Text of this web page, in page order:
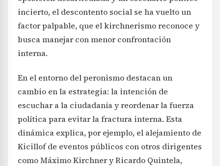
incierto, el descontento social se ha vuelto un
factor palpable, que el kirchnerismo reconoce y
busca manejar con menor confrontación
interna.
En el entorno del peronismo destacan un
cambio en la estrategia: la intención de
escuchar a la ciudadanía y reordenar la fuerza
política para evitar la fractura interna. Esta
dinámica explica, por ejemplo, el alejamiento de
Kicillof de eventos públicos con otros dirigentes
como Máximo Kirchner y Ricardo Quintela,